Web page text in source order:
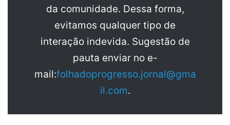
da comunidade. Dessa forma,
evitamos qualquer tipo de
interação indevida. Sugestão de
pauta enviar no e-
mail:folhadoprogresso.jornal@gma
il.com.